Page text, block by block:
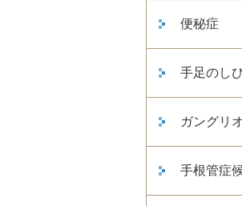
便秘症
手足のし
ガングリ
手根管症